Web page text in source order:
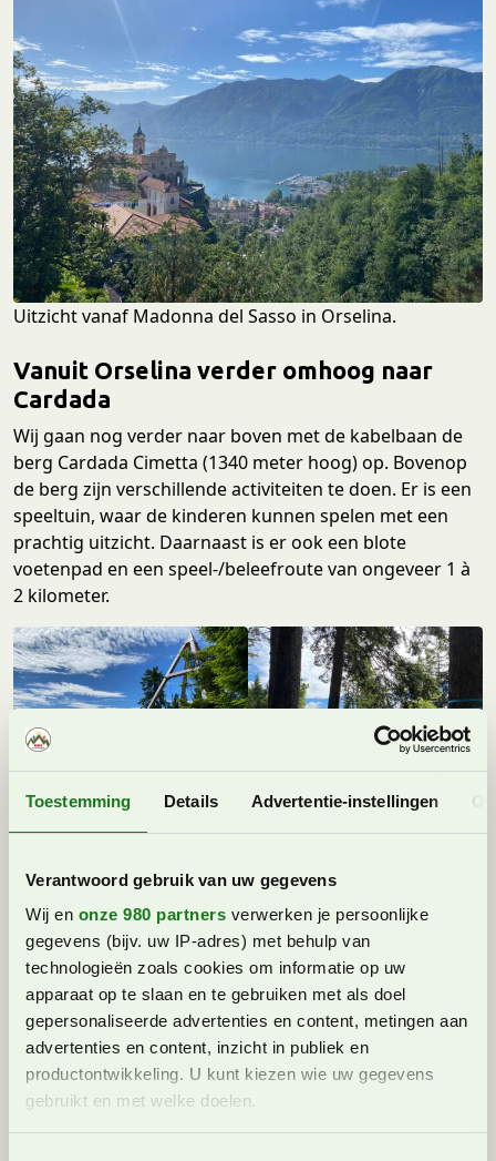
Toestemming Details Advertentie-instellingen
Verantwoord gebruik van uw gegevens
Wij en onze 980 partners verwerken je persoonlijke
gegevens (bijv. uw IP-adres) met behulp van
technologieën zoals cookies om informatie op uw
apparaat op te slaan en te gebruiken met als doel
gepersonaliseerde advertenties en content, metingen aan
advertenties en content, inzicht in publiek en
productontwikkeling. U kunt kiezen wie uw gegevens
gebruikt en met welke doelen.
Uitzicht vanaf Madonna del Sasso in Orselina.
Vanuit Orselina verder omhoog naar
Cardada
Wij gaan nog verder naar boven met de kabelbaan de
berg Cardada Cimetta (1340 meter hoog) op. Bovenop
de berg zijn verschillende activiteiten te doen. Er is een
speeltuin, waar de kinderen kunnen spelen met een
prachtig uitzicht. Daarnaast is er ook een blote
voetenpad en een speel-/beleefroute van ongeveer 1 à
2 kilometer.
We lopen een stukje verder en komen bij een geweldig
uitkijken. Ook hebben we uitzicht op de naastgelegen
vallei (zie nr. 1 in dit overzicht) waar nog veel
authentieke dorpjes te vinden zijn en fijne plekjes aan
de rivier voor verfrissing. Leuk om te weten is dat je bij
dit uitzichtpunt zowel zicht hebt op het laagste punt
van Zwitserland, Lago Maggiore, als ook op het
hoogste punt, de besneeuwde bergen met de
Dufourspitze van wel 4634 meter hoog.